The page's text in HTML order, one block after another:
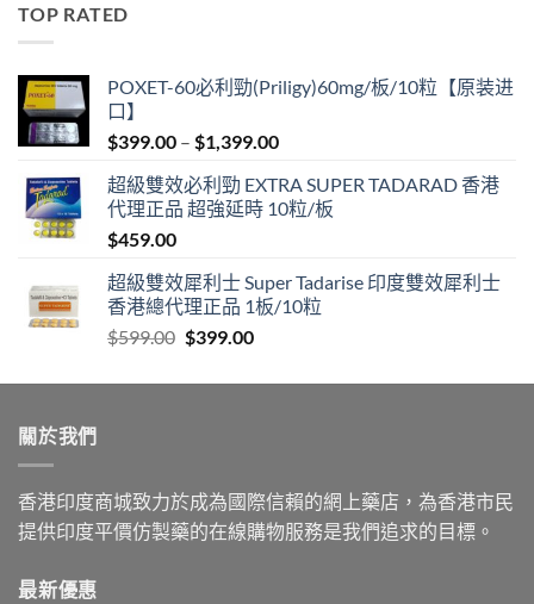
TOP RATED
POXET-60必利勁(Priligy)60mg/板/10粒【原装进
口】
$399.00 – $1,399.00Price
$399.00
through
超級雙效必利勁 EXTRA SUPER TADARAD 香港
代理正品 超強延時 10粒/板
$459.00
超級雙效犀利士 Super Tadarise 印度雙效犀利士
香港總代理正品 1板/10粒
$599.00 Original
was:
$399.00Current
is:
關於我們
香港印度商城致力於成為國際信賴的網上藥店，為香港市民
提供印度平價仿製藥的在線購物服務是我們追求的目標。
最新優惠